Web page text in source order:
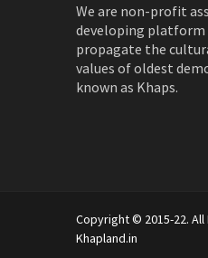
We are non-profit
developing
propagate the
values of oldest
known as Khaps.
Copyright © 2015-22.
Khapland.in